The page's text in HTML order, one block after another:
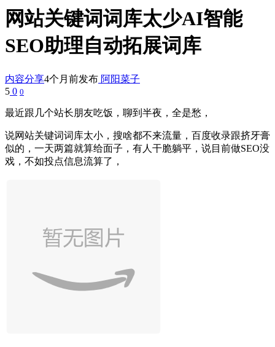
网站关键词词库太少AI智能
SEO助理自动拓展词库
内容分享4个月前发布 阿阳菜子
5 0 0
最近跟几个站长朋友吃饭，聊到半夜，全是愁，
说网站关键词词库太小，搜啥都不来流量，百度收录跟挤牙膏
似的，一天两篇就算给面子，有人干脆躺平，说目前做SEO没
戏，不如投点信息流算了，